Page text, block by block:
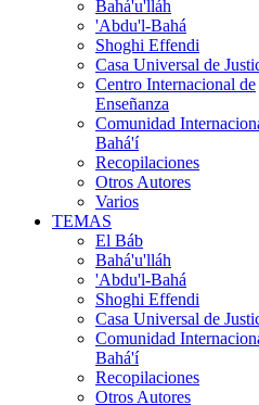
Bahá'u'lláh
'Abdu'l-Bahá
Shoghi Effendi
Casa Universal de
Centro Internacional de
Enseñanza
Comunidad
Bahá'í
Recopilaciones
Otros Autores
Varios
TEMAS
El Báb
Bahá'u'lláh
'Abdu'l-Bahá
Shoghi Effendi
Casa Universal de
Comunidad
Bahá'í
Recopilaciones
Otros Autores